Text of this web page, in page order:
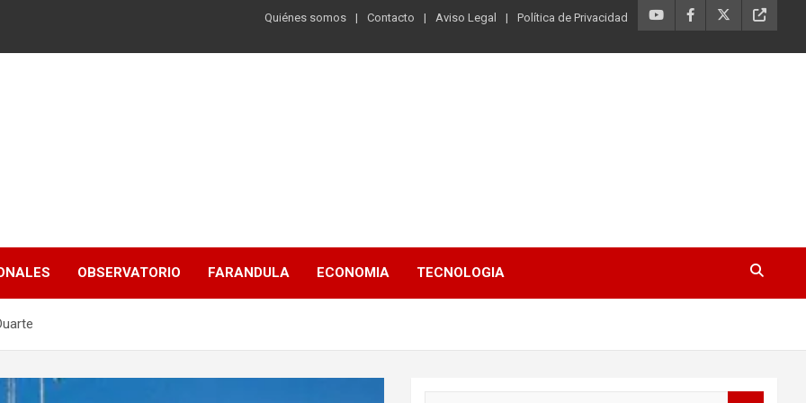
Quiénes somos Contacto Aviso Legal Política de Privacidad
OBSERVATORIO FARANDULA ECONOMIA TECNOLOGIA